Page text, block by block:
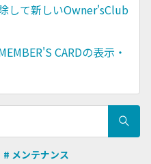
して新しいOwner'sClub
CARDの表示・
# メンテナンス